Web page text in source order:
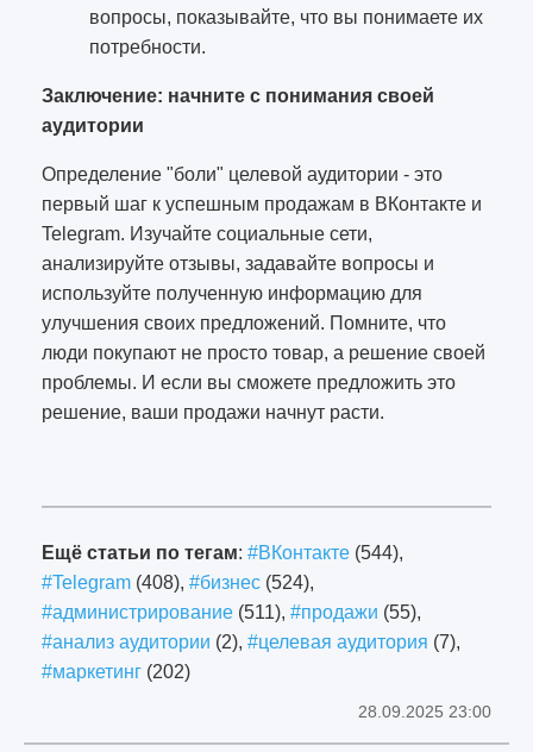
вопросы, показывайте, что вы понимаете их
потребности.
Заключение: начните с понимания своей
аудитории
Определение "боли" целевой аудитории - это
первый шаг к успешным продажам в ВКонтакте и
Telegram. Изучайте социальные сети,
анализируйте отзывы, задавайте вопросы и
используйте полученную информацию для
улучшения своих предложений. Помните, что
люди покупают не просто товар, а решение своей
проблемы. И если вы сможете предложить это
решение, ваши продажи начнут расти.
Ещё статьи по тегам: #ВКонтакте (544),
#Telegram (408), #бизнес (524),
#администрирование (511), #продажи (55),
#анализ аудитории (2), #целевая аудитория (7),
#маркетинг (202)
28.09.2025 23:00